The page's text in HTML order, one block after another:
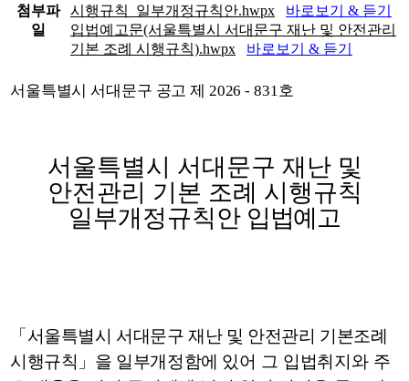
첨부파
일
시행규칙_일부개정규칙안.hwpx
바로보기 & 듣기
입법예고문(서울특별시 서대문구 재난 및 안전관리
기본 조례 시행규칙).hwpx
바로보기 & 듣기
서울특별시 서대문구 공고 제 2026 - 831 호
서울특별시 서대문구 재난 및
안전관리 기본 조례 시행규칙
일부개정규칙안 입법예고
「 서울특별시 서대문구 재난 및 안전관리 기본조례
시행규칙 」 을 일부개정함에 있어 그 입법취지와 주